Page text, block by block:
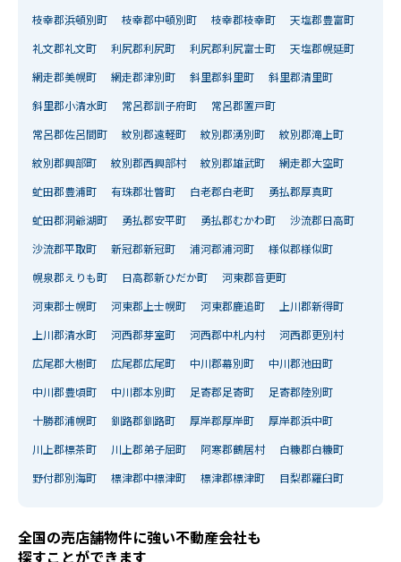
枝幸郡浜頓別町 枝幸郡中頓別町 枝幸郡枝幸町 天塩郡豊富町
礼文郡礼文町 利尻郡利尻町 利尻郡利尻富士町 天塩郡幌延町
網走郡美幌町 網走郡津別町 斜里郡斜里町 斜里郡清里町
斜里郡小清水町 常呂郡訓子府町 常呂郡置戸町
常呂郡佐呂間町 紋別郡遠軽町 紋別郡湧別町 紋別郡滝上町
紋別郡興部町 紋別郡西興部村 紋別郡雄武町 網走郡大空町
虻田郡豊浦町 有珠郡壮瞥町 白老郡白老町 勇払郡厚真町
虻田郡洞爺湖町 勇払郡安平町 勇払郡むかわ町 沙流郡日高町
沙流郡平取町 新冠郡新冠町 浦河郡浦河町 様似郡様似町
幌泉郡えりも町 日高郡新ひだか町 河東郡音更町
河東郡士幌町 河東郡上士幌町 河東郡鹿追町 上川郡新得町
上川郡清水町 河西郡芽室町 河西郡中札内村 河西郡更別村
広尾郡大樹町 広尾郡広尾町 中川郡幕別町 中川郡池田町
中川郡豊頃町 中川郡本別町 足寄郡足寄町 足寄郡陸別町
十勝郡浦幌町 釧路郡釧路町 厚岸郡厚岸町 厚岸郡浜中町
川上郡標茶町 川上郡弟子屈町 阿寒郡鶴居村 白糠郡白糠町
野付郡別海町 標津郡中標津町 標津郡標津町 目梨郡羅臼町
全国の売店舗物件に強い不動産会社も
探すことができます